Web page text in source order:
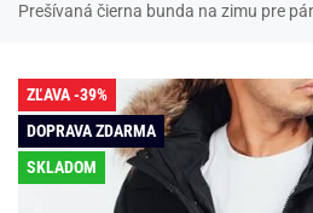
Prešívaná čierna bunda na zimu pre
ZĽAVA -39%
DOPRAVA ZDARMA
SKLADOM